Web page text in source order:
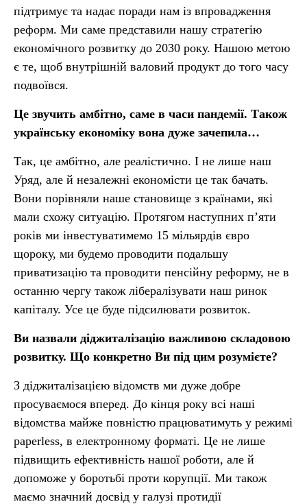
підтримує та надає поради нам із впровадження
реформ. Ми саме представили нашу стратегію
економічного розвитку до 2030 року. Нашою метою
є те, щоб внутрішній валовий продукт до того часу
подвоївся.
Це звучить амбітно, саме в часи пандемії. Також
українську економіку вона дуже зачепила…
Так, це амбітно, але реалістично. І не лише наш
Уряд, але й незалежні економісти це так бачать.
Вони порівняли наше становище з країнами, які
мали схожу ситуацію. Протягом наступних п’яти
років ми інвестуватимемо 15 мільярдів євро
щороку, ми будемо проводити подальшу
приватизацію та проводити пенсійну реформу, не в
останню чергу також лібералізувати наш ринок
капіталу. Усе це буде підсилювати розвиток.
Ви назвали діджиталізацію важливою складовою
розвитку. Що конкретно Ви під цим розумієте?
З діджиталізацією відомств ми дуже добре
просуваємося вперед. До кінця року всі наші
відомства майже повністю працюватимуть у режимі
paperless, в електронному форматі. Це не лише
підвищить ефективність нашої роботи, але й
допоможе у боротьбі проти корупції. Ми також
маємо значний досвід у галузі протидії